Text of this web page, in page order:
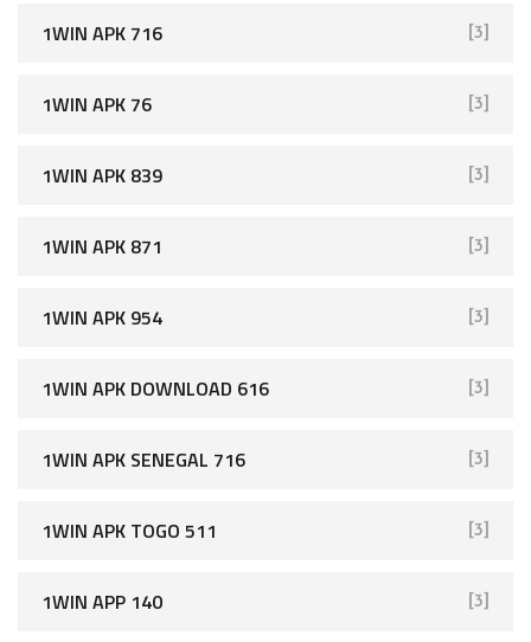
1WIN APK 716 [3]
1WIN APK 76 [3]
1WIN APK 839 [3]
1WIN APK 871 [3]
1WIN APK 954 [3]
1WIN APK DOWNLOAD 616 [3]
1WIN APK SENEGAL 716 [3]
1WIN APK TOGO 511 [3]
1WIN APP 140 [3]